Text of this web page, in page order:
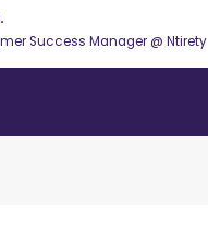
Success Manager @ Ntirety